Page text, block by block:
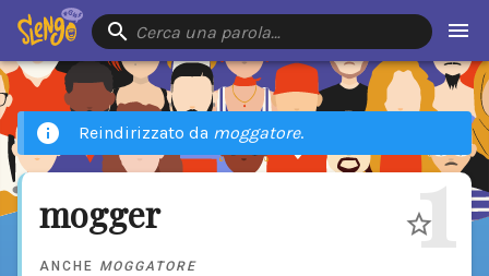
Cerca una parola…
Reindirizzato da moggatore.
mogger
ANCHE MOGGATORE 1